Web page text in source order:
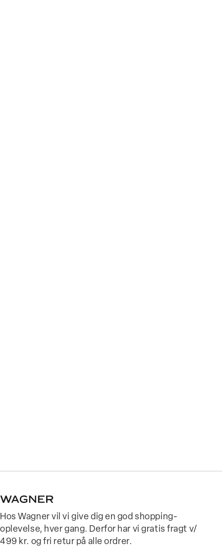
Hos Wagner vil vi give dig en god shopping-
oplevelse, hver gang. Derfor har vi gratis fragt v/
499 kr. og fri retur på alle ordrer.